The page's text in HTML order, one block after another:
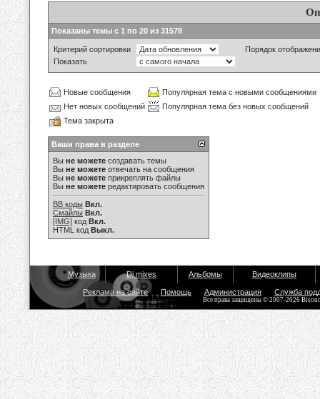
Показаны темы с 1 по 20 из 31578
Критерий сортировки
Порядок
Показать
Новые сообщения
Популярная тема с новыми сообщениями
Нет новых сообщений
Популярная тема без новых сообщений
Тема закрыта
Ваши права в разделе
Вы не можете создавать темы
Вы не можете отвечать на сообщения
Вы не можете прикреплять файлы
Вы не можете редактировать сообщения
BB коды Вкл.
Смайлы Вкл.
[IMG] код Вкл.
HTML код Выкл.
Музыка Dj mixes Альбомы Видеоклипы
Реклама на сайте Помощь Администрация Служба
Все права защищены © 2007-2026